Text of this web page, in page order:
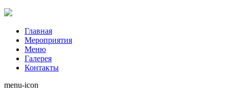
Главная
Мероприятия
Меню
Галерея
Контакты
menu-icon